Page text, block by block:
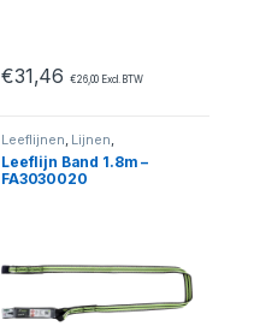
€31,46 €26,00 Excl. BTW
Leeflijnen, Lijnen,
Valbeveiliging
Leeflijn Band 1.8m –
FA3030020